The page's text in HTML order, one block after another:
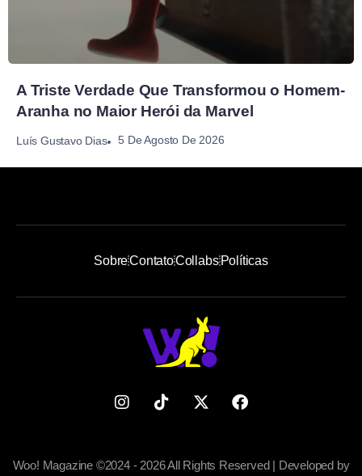
A Triste Verdade Que Transformou o Homem-
Aranha no Maior Herói da Marvel
Luís Gustavo Dias 5 De Agosto De 2026
SobreContatoCollabsPolíticas
Woo! Magazine ©2024 - 2026 All Rights Reserved | Developed by